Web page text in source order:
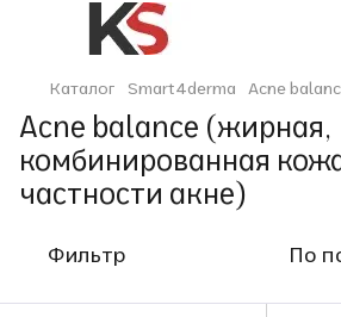
Каталог Smart4derma Acne
Acne balance (жирная,
комбинированная
частности акне)
Фильтр По